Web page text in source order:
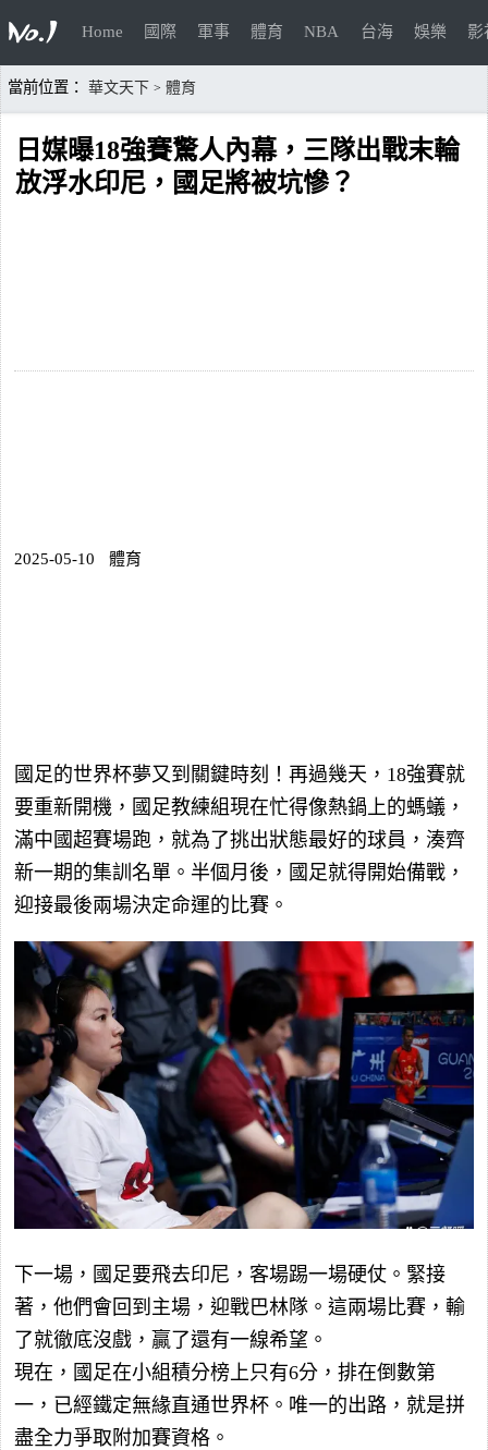
Home 國際 軍事 體育 NBA 台海 娛樂 影
當前位置： 華文天下 > 體育
日媒曝18強賽驚人內幕，三隊出戰末輪
放浮水印尼，國足將被坑慘？
2025-05-10 體育
國足的世界杯夢又到關鍵時刻！再過幾天，18強賽就
要重新開機，國足教練組現在忙得像熱鍋上的螞蟻，
滿中國超賽場跑，就為了挑出狀態最好的球員，湊齊
新一期的集訓名單。半個月後，國足就得開始備戰，
迎接最後兩場決定命運的比賽。
下一場，國足要飛去印尼，客場踢一場硬仗。緊接
著，他們會回到主場，迎戰巴林隊。這兩場比賽，輸
了就徹底沒戲，贏了還有一線希望。
現在，國足在小組積分榜上只有6分，排在倒數第
一，已經鐵定無緣直通世界杯。唯一的出路，就是拼
盡全力爭取附加賽資格。